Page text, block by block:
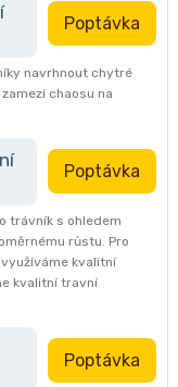
Poptávka
navrhnout chytré
chaosu na
Poptávka
trávník s ohledem
růstu. Pro
kvalitní
kvalitní travní
Poptávka